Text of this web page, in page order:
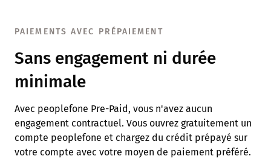
PAIEMENTS AVEC PRÉPAIEMENT
Sans engagement ni durée
minimale
Avec peoplefone Pre-Paid, vous n'avez aucun
engagement contractuel. Vous ouvrez gratuitement un
compte peoplefone et chargez du crédit prépayé sur
votre compte avec votre moyen de paiement préféré.